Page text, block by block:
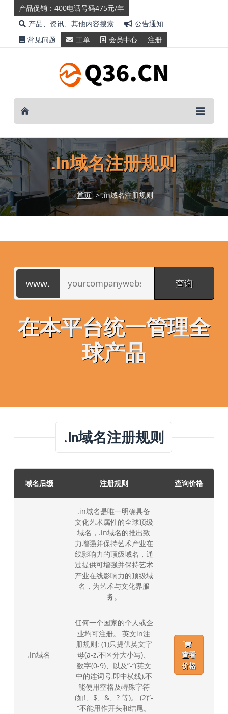
产品促销：400电话号码475元/年
产品、资讯、其他内容搜索
公告通知
常见问题
工单 会员中心 注册
.in域名注册规则
首页 > .in域名注册规则
在本平台统一管理全
球产品
.in域名注册规则
域名后缀 注册规则 查询价格
.in域名
.in域名是唯一明确具备
文化艺术属性的全球顶级
域名，.in域名的推出致
力增强并保持艺术产业在
线影响力的顶级域名，通
过提供可增强并保持艺术
产业在线影响力的顶级域
名，为艺术与文化界服
务。
任何一个国家的个人或企
业均可注册。 英文in注
册规则: (1)只提供英文字
母(a-z,不区分大小写)、
数字(0-9)、以及”-“(英文
中的连词号,即中横线),不
能使用空格及特殊字符
(如!、$、&、? 等)。 (2)”-
“不能用作开头和结尾。
查看
价格